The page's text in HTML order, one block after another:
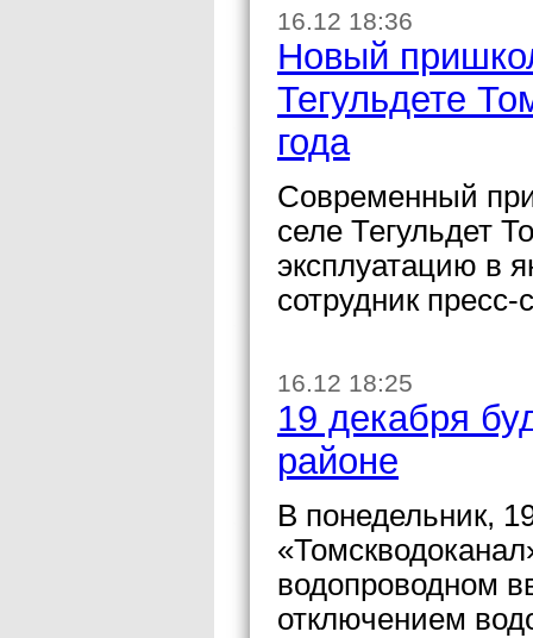
16.12 18:36
Новый
Тегульдете
года
Современный
селе Тегульдет
эксплуатацию в
сотрудник
16.12 18:25
19 декабря
районе
В понедельник,
водопроводном
отключением